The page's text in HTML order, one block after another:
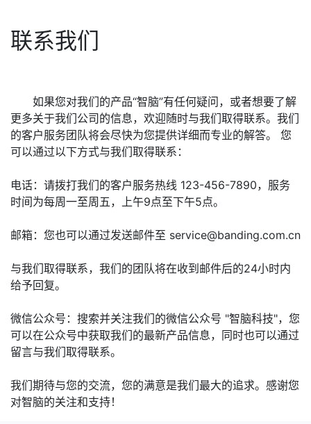
联系我们
如果您对我们的产品“智脑”有任何疑问，或者想要了解
更多关于我们公司的信息，欢迎随时与我们取得联系。我们
的客户服务团队将会尽快为您提供详细而专业的解答。 您
可以通过以下方式与我们取得联系：
电话：请拨打我们的客户服务热线 123-456-7890，服务
时间为每周一至周五，上午9点至下午5点。
邮箱：您也可以通过发送邮件至 service@banding.com.cn
与我们取得联系，我们的团队将在收到邮件后的24小时内
给予回复。
微信公众号：搜索并关注我们的微信公众号 "智脑科技"，您
可以在公众号中获取我们的最新产品信息，同时也可以通过
留言与我们取得联系。
我们期待与您的交流，您的满意是我们最大的追求。感谢您
对智脑的关注和支持！